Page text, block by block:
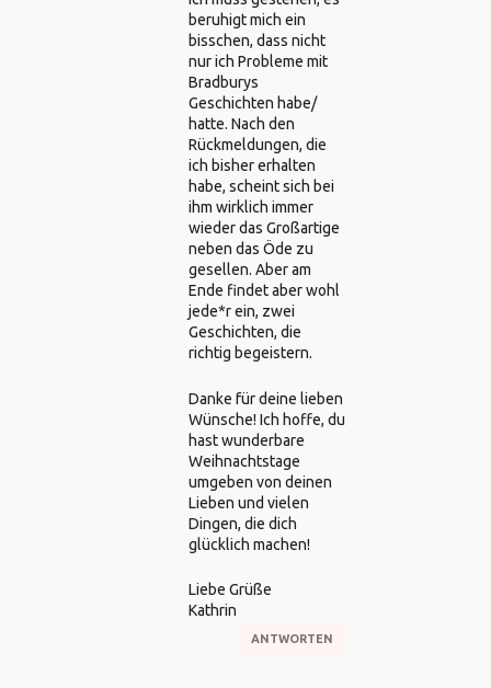
beruhigt mich ein
bisschen, dass nicht
nur ich Probleme mit
Bradburys
Geschichten habe/
hatte. Nach den
Rückmeldungen, die
ich bisher erhalten
habe, scheint sich bei
ihm wirklich immer
wieder das Großartige
neben das Öde zu
gesellen. Aber am
Ende findet aber wohl
jede*r ein, zwei
Geschichten, die
richtig begeistern.
Danke für deine lieben
Wünsche! Ich hoffe, du
hast wunderbare
Weihnachtstage
umgeben von deinen
Lieben und vielen
Dingen, die dich
glücklich machen!
Liebe Grüße
Kathrin
ANTWORTEN